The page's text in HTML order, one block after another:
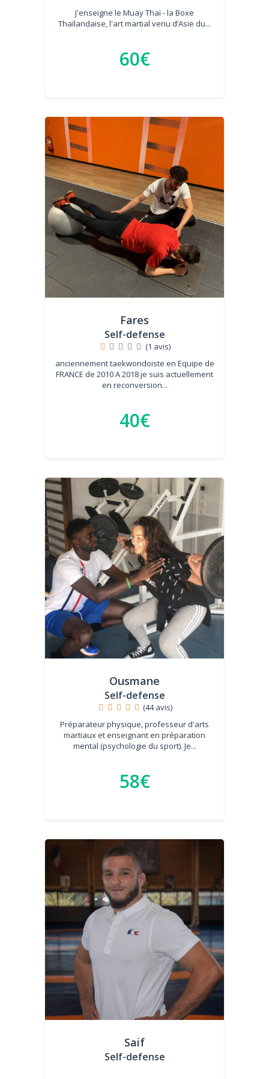
J'enseigne le Muay Thaï - la Boxe
Thaïlandaise, l'art martial venu d’Asie du...
60€
Fares
Self-defense
(1 avis)
anciennement taekwondoiste en Equipe de
FRANCE de 2010 A 2018 je suis actuellement
en reconversion...
40€
Ousmane
Self-defense
(44 avis)
Préparateur physique, professeur d'arts
martiaux et enseignant en préparation
mental (psychologie du sport). Je...
58€
Saif
Self-defense